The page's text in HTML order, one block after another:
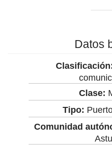
Datos
Clase:
Tipo:
Comunidad